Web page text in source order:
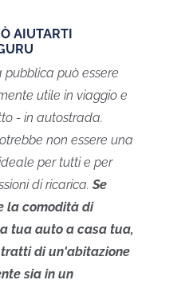
AIUTARTI
pubblica può essere
utile in viaggio e
- in autostrada.
non essere una
per tutti e per
di ricarica. Se
la comodità di
tua auto a casa tua,
tratti di un'abitazione
sia in un